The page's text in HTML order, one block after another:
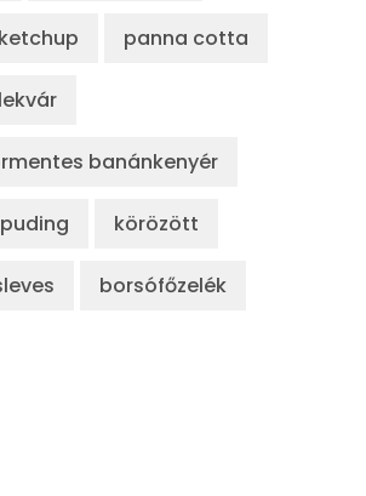
panna cotta
banánkenyér
körözött
borsófőzelék